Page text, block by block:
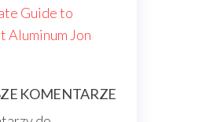
Guide to
Aluminum Jon
KOMENTARZE